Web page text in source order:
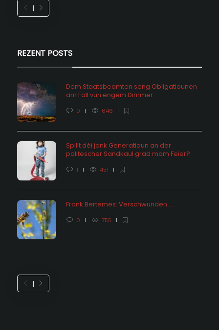
REZENT POSTS
Dem Staatsbeamten seng Obligatiounen
am Fall vun engem Dimmer
0 646
Spillt déi jonk Generatioun an der
politescher Sandkaul grad mam Feier?
1 451
Frank Bertemes: Verschwunden….
0 755